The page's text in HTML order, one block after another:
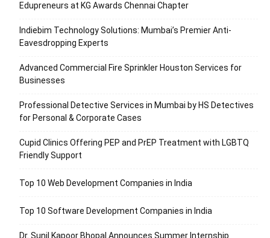
Edupreneurs at KG Awards Chennai Chapter
Indiebim Technology Solutions: Mumbai’s Premier Anti-
Eavesdropping Experts
Advanced Commercial Fire Sprinkler Houston Services for
Businesses
Professional Detective Services in Mumbai by HS Detectives
for Personal & Corporate Cases
Cupid Clinics Offering PEP and PrEP Treatment with LGBTQ
Friendly Support
Top 10 Web Development Companies in India
Top 10 Software Development Companies in India
Dr. Sunil Kapoor Bhopal Announces Summer Internship